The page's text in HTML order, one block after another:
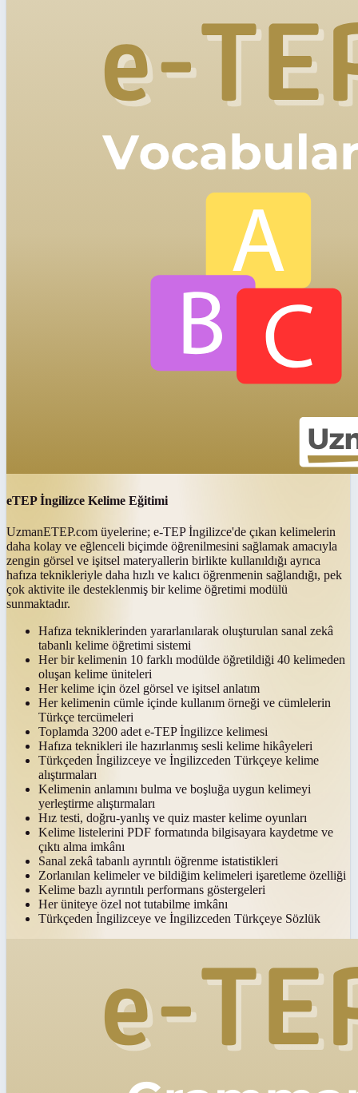
eTEP İngilizce Kelime Eğitimi
UzmanETEP.com üyelerine; e-TEP İngilizce'de çıkan kelimelerin
daha kolay ve eğlenceli biçimde öğrenilmesini sağlamak amacıyla
zengin görsel ve işitsel materyallerin birlikte kullanıldığı ayrıca
hafıza teknikleriyle daha hızlı ve kalıcı öğrenmenin sağlandığı, pek
çok aktivite ile desteklenmiş bir kelime öğretimi modülü
sunmaktadır.
Hafıza tekniklerinden yararlanılarak oluşturulan sanal zekâ
tabanlı kelime öğretimi sistemi
Her bir kelimenin 10 farklı modülde öğretildiği 40 kelimeden
oluşan kelime üniteleri
Her kelime için özel görsel ve işitsel anlatım
Her kelimenin cümle içinde kullanım örneği ve cümlelerin
Türkçe tercümeleri
Toplamda 3200 adet e-TEP İngilizce kelimesi
Hafıza teknikleri ile hazırlanmış sesli kelime hikâyeleri
Türkçeden İngilizceye ve İngilizceden Türkçeye kelime
alıştırmaları
Kelimenin anlamını bulma ve boşluğa uygun kelimeyi
yerleştirme alıştırmaları
Hız testi, doğru-yanlış ve quiz master kelime oyunları
Kelime listelerini PDF formatında bilgisayara kaydetme ve
çıktı alma imkânı
Sanal zekâ tabanlı ayrıntılı öğrenme istatistikleri
Zorlanılan kelimeler ve bildiğim kelimeleri işaretleme özelliği
Kelime bazlı ayrıntılı performans göstergeleri
Her üniteye özel not tutabilme imkânı
Türkçeden İngilizceye ve İngilizceden Türkçeye Sözlük